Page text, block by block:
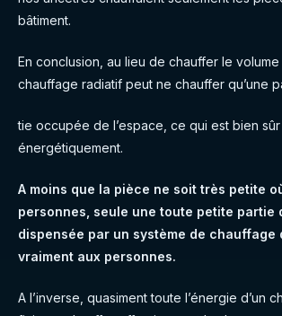
bâtiment.
En conclusion, au lieu de chauffer le volume
chauffage radiatif peut ne chauffer qu’une
tie occupée de l’espace, ce qui est bien
énergétiquement.
A moins que la pièce ne soit très petite
personnes, seule une toute petite partie
dispensée par un système de chauffage
vraiment aux personnes.
A l’inverse, quasiment toute l’énergie d’un